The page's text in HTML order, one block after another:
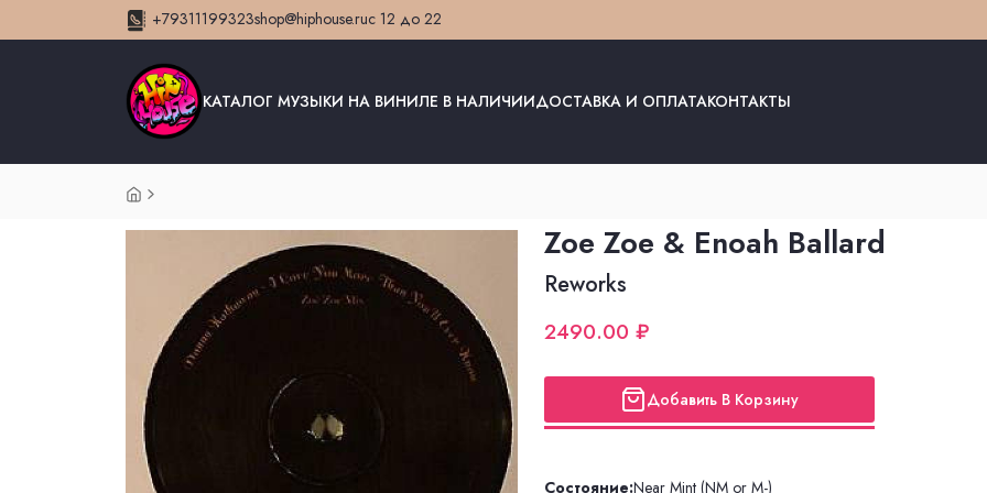
+79311199323shop@hiphouse.ruс 12 до 22
КАТАЛОГ МУЗЫКИ НА ВИНИЛЕ В НАЛИЧИИДОСТАВКА И ОПЛАТАКОНТАКТЫ
Zoe Zoe & Enoah Ballard
Reworks
2490.00 ₽
Добавить В Корзину
Состояние:Near Mint (NM or M-)